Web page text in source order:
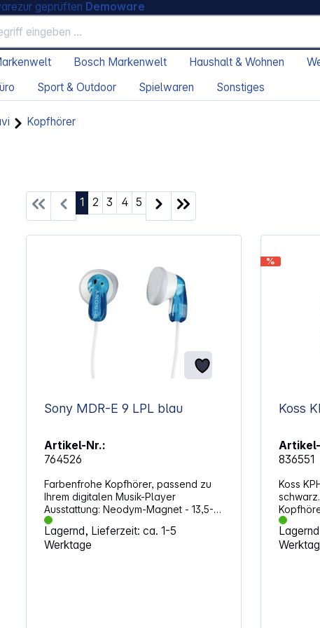
zur geprüften Demoware
Bosch Markenwelt Haushalt & Wohnen
Sport & Outdoor Spielwaren Sonstiges
Kopfhörer
Seite
1 Seite
2 Seite
3 Seite
4 Seite
5
Sony MDR-E 9 LPL blau
Artikel-Nr.:
764526
Farbenfrohe Kopfhörer, passend zu
Ihrem digitalen Musik-Player
Ausstattung: Neodym-Magnet - 13,5-
mm-Treibereinheit für kraftvolle
Bassklänge Passend zu einem Musik-
Player - Verwenden Sie Ihre
Lagernd, Lieferzeit: ca. 1-5
Werktage
%
Koss
836551
Koss